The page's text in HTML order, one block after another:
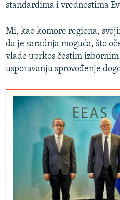
standardima i vrednostima
Mi, kao komore regiona,
da je saradnja moguća, što
vlade uprkos čestim
usporavanju sprovođenje